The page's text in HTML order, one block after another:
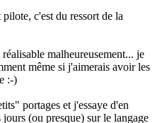
c'est du ressort de la
malheureusement... je
même si j'aimerais avoir les
:-)
portages et j'essaye d'en
(ou presque) sur le langage